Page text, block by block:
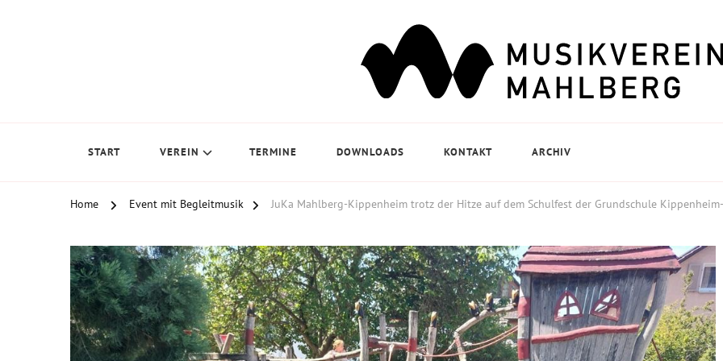
START VEREIN TERMINE DOWNLOADS KONTAKT ARCHIV
Home Event mit Begleitmusik JuKa Mahlberg-Kippenheim trotz der Hitze auf dem Schulfest der Grundschule